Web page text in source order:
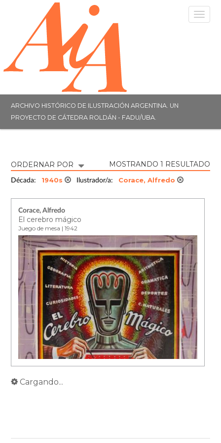
ARCHIVO HISTÓRICO DE ILUSTRACIÓN ARGENTINA. UN
PROYECTO DE CÁTEDRA ROLDÁN - FADU/UBA.
ORDERNAR POR MOSTRANDO 1 RESULTADO
Década: 1940s Ilustrador/a: Corace, Alfredo
Corace, Alfredo
El cerebro mágico
Juego de mesa | 1942
Cargando...